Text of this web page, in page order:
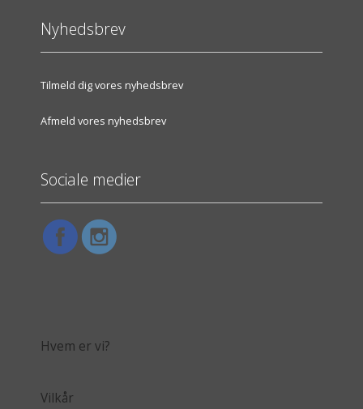
Nyhedsbrev
Tilmeld dig vores nyhedsbrev
Afmeld vores nyhedsbrev
Sociale medier
Hvem er vi?
Vilkår